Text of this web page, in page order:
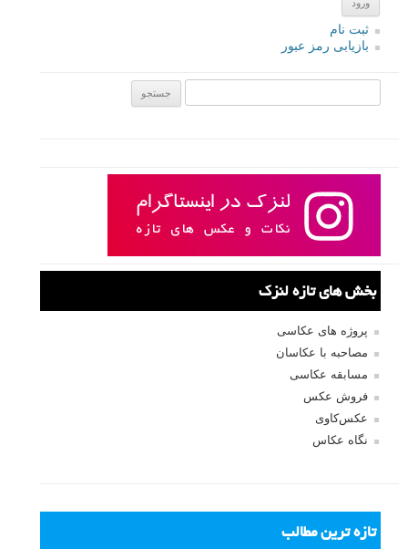
ثبت نام
بازیابی رمز عبور
بخش های تازه لنزک
پروژه های عکاسی
مصاحبه با عکاسان
مسابقه عکاسی
فروش عکس
عکس‌کاوی
نگاه عکاس
تازه ترین مطالب